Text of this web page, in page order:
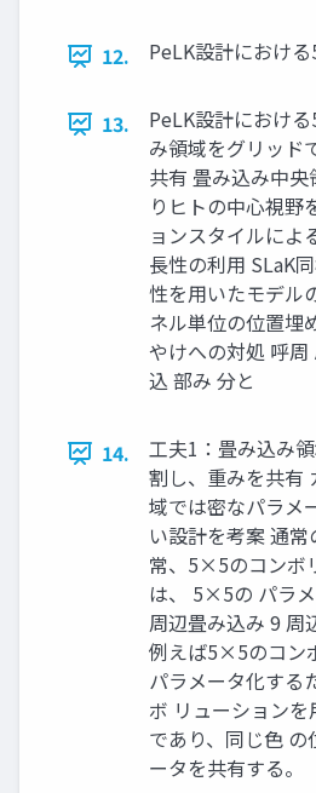
12. PeLK設計におけ
13.
PeLK設計におけ
み領域をグリッド
共有 畳み込み中
りヒトの中心視野
ョンスタイルによ
長性の利用 SLaK
性を用いたモデル
ネル単位の位置埋
やけへの対処 呼周
込 部み 分と
14.
工夫1：畳み込み
割し、重みを共有
域では密なパラメ
い設計を考案 通
常、5×5のコンボ
は、 5×5の パラメ
周辺畳み込み 9 周
例えば5×5のコン
パラメータ化す
ボ リューション
であり、同じ色
ータを共有する。